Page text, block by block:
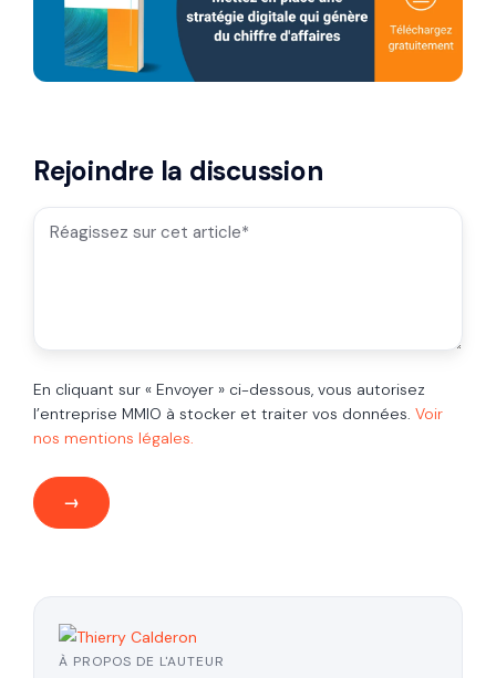
Rejoindre la discussion
En cliquant sur « Envoyer » ci-dessous, vous autorisez
l’entreprise MMIO à stocker et traiter vos données. Voir
nos mentions légales.
À PROPOS DE L'AUTEUR